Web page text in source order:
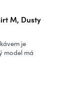
M, Dusty
je
model má